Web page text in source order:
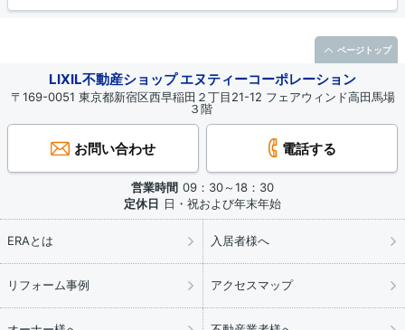
LIXIL不動産ショップ エヌティーコーポレーション
〒169-0051 東京都新宿区西早稲田２丁目21-12 フェアウィンド高田馬場
３階
お問い合わせ 電話する
営業時間 09：30～18：30
定休日 日・祝および年末年始
ERAとは 入居者様へ
リフォーム事例 アクセスマップ
ページトップ